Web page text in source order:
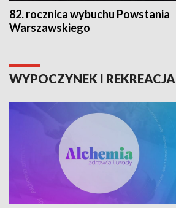
82. rocznica wybuchu Powstania
Warszawskiego
WYPOCZYNEK I REKREACJA